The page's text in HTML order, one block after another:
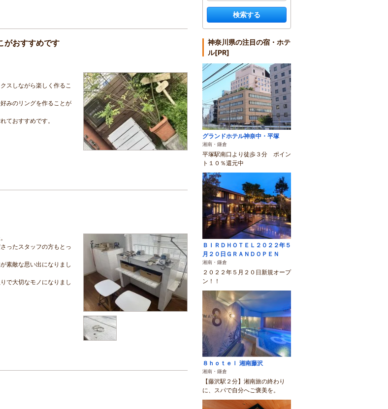
がおすすめです
スしながら楽しく作るこ
みのリングを作ることが
ておすすめです。
ったスタッフの方もとっ
素敵な思い出になりまし
で大切なモノになりまし
検索する
神奈川県の注目の宿・ホテ
ル[PR]
グランドホテル神奈中・平塚
湘南・鎌倉
平塚駅南口より徒歩３分 ポイン
ト１０％還元中
ＢＩＲＤＨＯＴＥＬ２０２２年５
月２０日ＧＲＡＮＤＯＰＥＮ
湘南・鎌倉
２０２２年５月２０日新規オープ
ン！！
８ｈｏｔｅｌ 湘南藤沢
湘南・鎌倉
【藤沢駅２分】湘南旅の終わり
に、スパで自分へご褒美を。